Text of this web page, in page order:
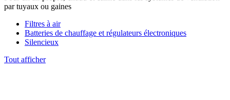
par tuyaux ou gaines
Filtres à air
Batteries de chauffage et régulateurs électroniques
Silencieux
Tout afficher